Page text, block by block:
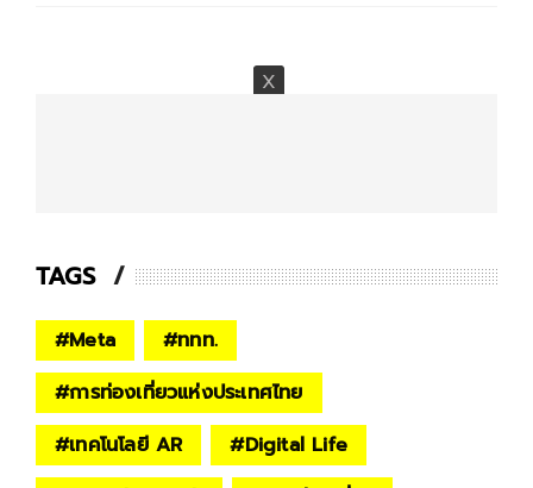
TAGS
#Meta #ททท.
#การท่องเที่ยวแห่งประเทศไทย
#เทคโนโลยี AR #Digital Life